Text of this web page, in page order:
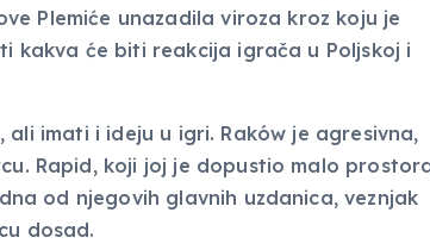
Plemiće unazadila viroza kroz koju je
kakva će biti reakcija igrača u Poljskoj i
imati i ideju u igri. Raków je agresivna,
Rapid, koji joj je dopustio malo
od njegovih glavnih uzdanica, veznjak
dosad.